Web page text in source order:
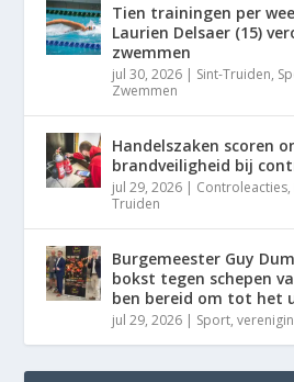
Tien trainingen per
Laurien Delsaer (15)
zwemmen
jul 30, 2026 | Sint-Truiden,
Zwemmen
Handelszaken scoren
brandveiligheid bij
jul 29, 2026 | Controleacties,
Truiden
Burgemeester Guy
bokst tegen schepen
ben bereid om tot het
jul 29, 2026 | Sport,